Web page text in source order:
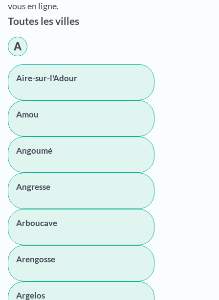
vous en ligne.
Toutes les villes
A
Aire-sur-l'Adour
Amou
Angoumé
Angresse
Arboucave
Arengosse
Argelos